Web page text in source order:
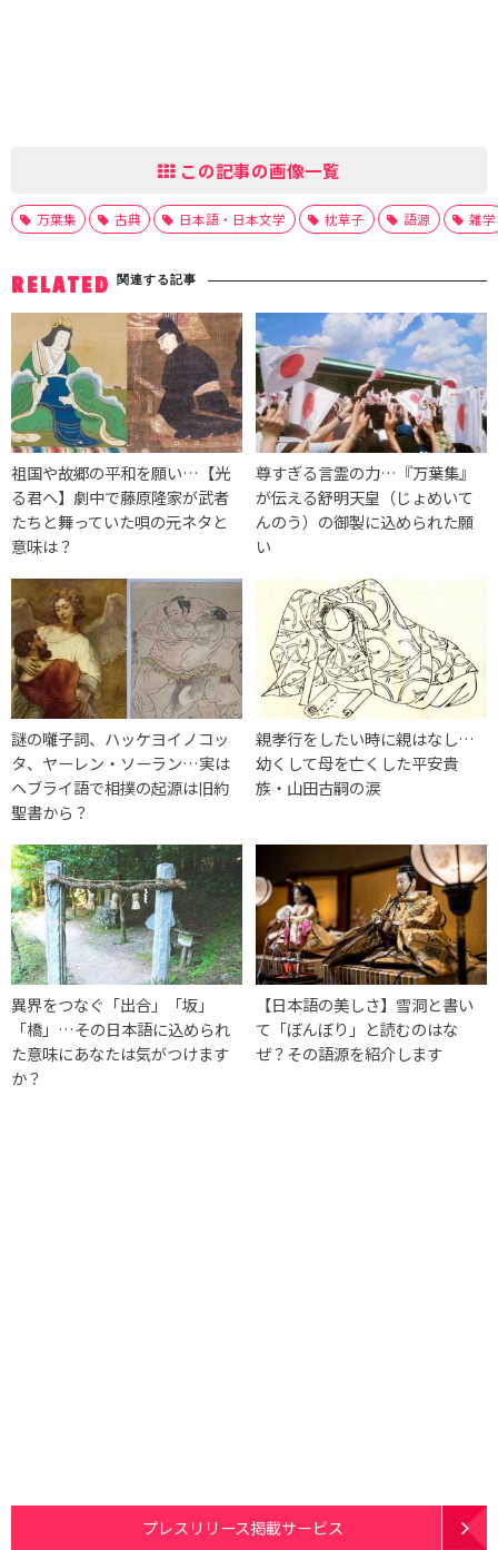
この記事の画像一覧
万葉集 古典 日本語・日本文学 枕草子 語源 雑学
RELATED 関連する記事
祖国や故郷の平和を願い…【光
る君へ】劇中で藤原隆家が武者
たちと舞っていた唄の元ネタと
意味は？
尊すぎる言霊の力…『万葉集』
が伝える舒明天皇（じょめいて
んのう）の御製に込められた願
い
謎の囃子詞、ハッケヨイノコッ
タ、ヤーレン・ソーラン…実は
ヘブライ語で相撲の起源は旧約
聖書から？
親孝行をしたい時に親はなし…
幼くして母を亡くした平安貴
族・山田古嗣の涙
異界をつなぐ「出合」「坂」
「橋」…その日本語に込められ
た意味にあなたは気がつけます
か？
【日本語の美しさ】雪洞と書い
て「ぼんぼり」と読むのはな
ぜ？その語源を紹介します
プレスリリース掲載サービス